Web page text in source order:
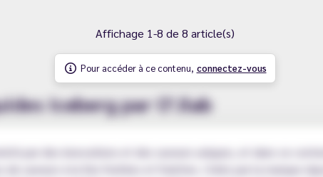
Affichage 1-8 de 8 article(s)
Pour accéder à ce contenu, connectez-vous
Iceberg par O'Jlab
par des innovations et des saveurs uniques, et dans ce
de saveurs à la fois fruitées et fraîches. Créés par la marque